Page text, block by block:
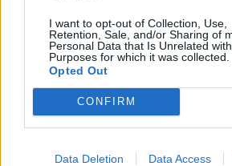
I want to opt-out of Collection, Use,
Retention, Sale, and/or Sharing of
Personal Data that Is Unrelated
Purposes for which it was collected.
Opted Out
CONFIRM
Data Deletion Data Access